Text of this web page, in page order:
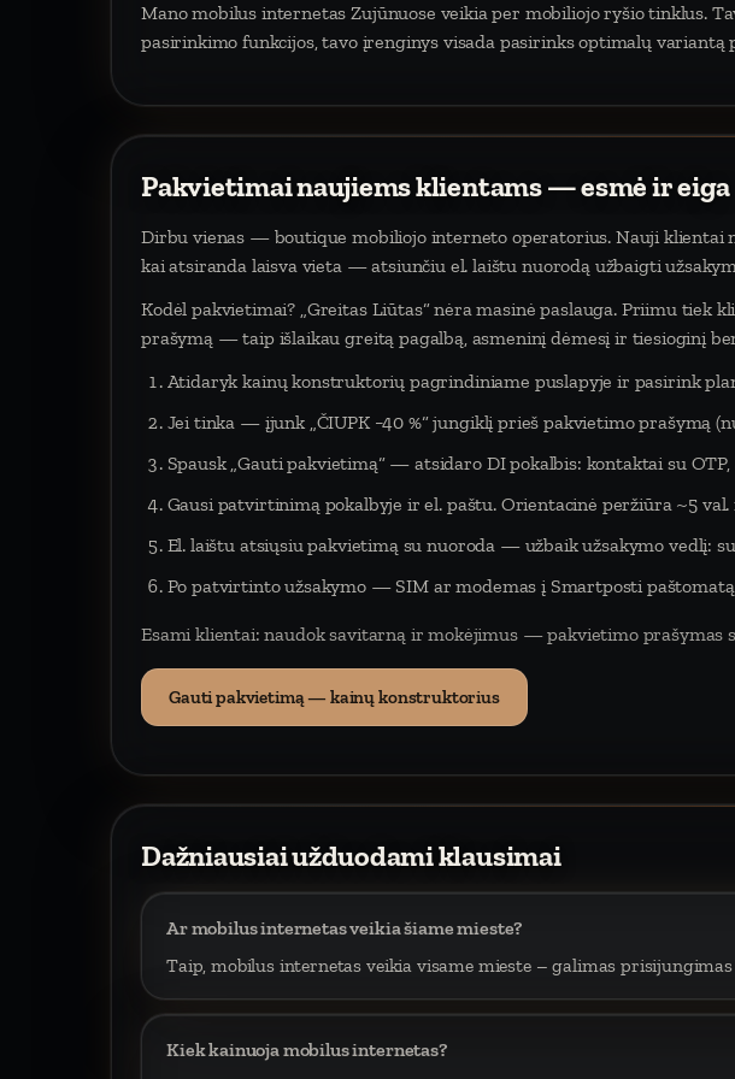
Mano mobilus internetas Zujūnuose veikia per mobiliojo ryšio tinklus.
pasirinkimo funkcijos, tavo įrenginys visada pasirinks optimalų
Pakvietimai naujiems klientams — esmė ir eiga
Dirbu vienas — boutique mobiliojo interneto operatorius. Nauji klientai
kai atsiranda laisva vieta — atsiunčiu el. laištu nuorodą užbaigti
Kodėl pakvietimai? „Greitas Liūtas“ nėra masinė paslauga. Priimu
prašymą — taip išlaikau greitą pagalbą, asmeninį dėmesį ir tiesioginį
Atidaryk kainų konstruktorių pagrindiniame puslapyje ir pasirink
Jei tinka — įjunk „ČIUPK −40 %“ jungiklį prieš pakvietimo prašymą
Spausk „Gauti pakvietimą“ — atsidaro DI pokalbis: kontaktai su
Gausi patvirtinimą pokalbyje ir el. paštu. Orientacinė peržiūra ~5 val.
El. laištu atsiųsiu pakvietimą su nuoroda — užbaik užsakymo vedlį:
Po patvirtinto užsakymo — SIM ar modemas į Smartposti
Esami klientai: naudok savitarną ir mokėjimus — pakvietimo prašymas
Gauti pakvietimą — kainų konstruktorius
Dažniausiai užduodami klausimai
Ar mobilus internetas veikia šiame mieste?
Taip, mobilus internetas veikia visame mieste – galimas
Kiek kainuoja mobilus internetas?